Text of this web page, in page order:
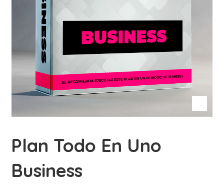
Plan Todo En Uno
Business